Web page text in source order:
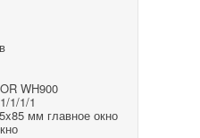
WH900
1/1/1
мм главное окно